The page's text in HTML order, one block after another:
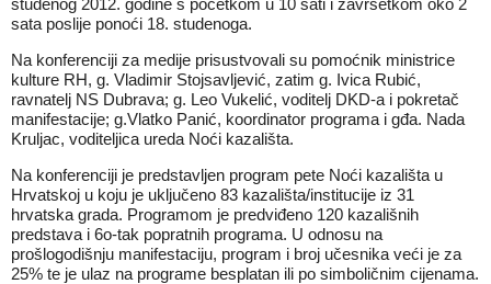
studenog 2012. godine s početkom u 10 sati i završetkom oko 2
sata poslije ponoći 18. studenoga.
Na konferenciji za medije prisustvovali su pomoćnik ministrice
kulture RH, g. Vladimir Stojsavljević, zatim g. Ivica Rubić,
ravnatelj NS Dubrava; g. Leo Vukelić, voditelj DKD-a i pokretač
manifestacije; g.Vlatko Panić, koordinator programa i gđa. Nada
Kruljac, voditeljica ureda Noći kazališta.
Na konferenciji je predstavljen program pete Noći kazališta u
Hrvatskoj u koju je uključeno 83 kazališta/institucije iz 31
hrvatska grada. Programom je predviđeno 120 kazališnih
predstava i 6o-tak popratnih programa. U odnosu na
prošlogodišnju manifestaciju, program i broj učesnika veći je za
25% te je ulaz na programe besplatan ili po simboličnim cijenama.